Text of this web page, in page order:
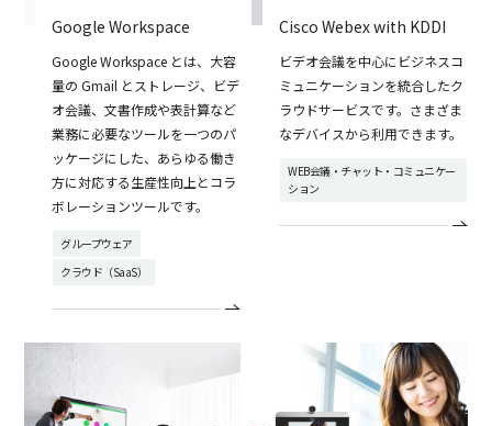
Google Workspace
Google Workspace とは、大容
量の Gmail とストレージ、ビデ
オ会議、文書作成や表計算など
業務に必要なツールを一つのパ
ッケージにした、あらゆる働き
方に対応する生産性向上とコラ
ボレーションツールです。
グループウェア
クラウド（SaaS）
Cisco Webex with KDDI
ビデオ会議を中心にビジネスコ
ミュニケーションを統合したク
ラウドサービスです。さまざま
なデバイスから利用できます。
WEB会議・チャット・コミュニケー
ション